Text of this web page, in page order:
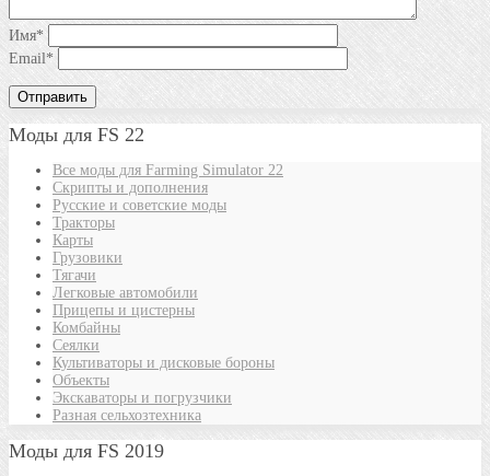
Имя*
Email*
Моды для FS 22
Все моды для Farming Simulator 22
Скрипты и дополнения
Русские и советские моды
Тракторы
Карты
Грузовики
Тягачи
Легковые автомобили
Прицепы и цистерны
Комбайны
Сеялки
Культиваторы и дисковые бороны
Объекты
Экскаваторы и погрузчики
Разная сельхозтехника
Моды для FS 2019